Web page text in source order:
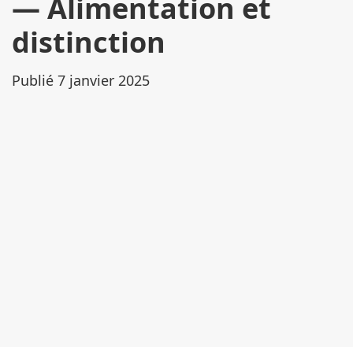
Alimentation et
distinction
Publié 7 janvier 2025